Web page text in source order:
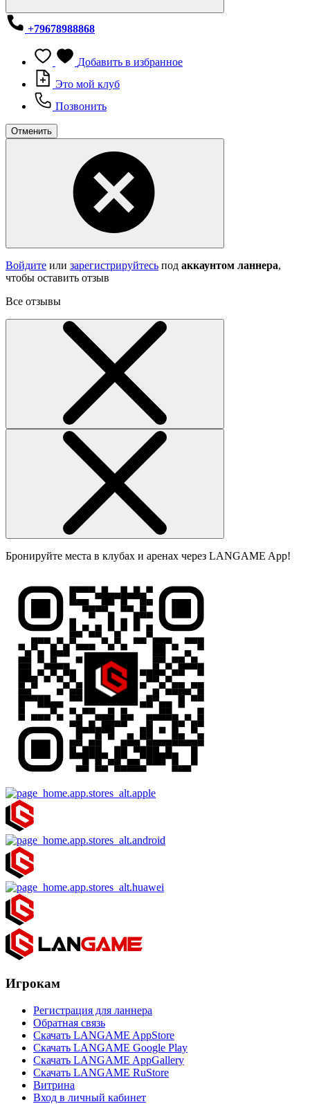
+79678988868
Добавить в избранное
Это мой клуб
Позвонить
Отменить
Войдите или зарегистрируйтесь под аккаунтом ланнера,
чтобы оставить отзыв
Все отзывы
Бронируйте места в клубах и аренах через LANGAME App!
Игрокам
Регистрация для ланнера
Обратная связь
Скачать LANGAME AppStore
Скачать LANGAME Google Play
Скачать LANGAME AppGallery
Скачать LANGAME RuStore
Витрина
Вход в личный кабинет